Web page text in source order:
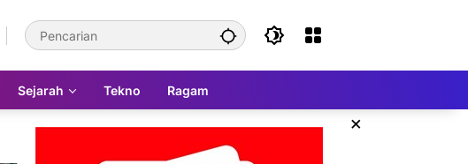
Sejarah Tekno Ragam
×